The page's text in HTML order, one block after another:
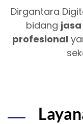
Dirgantara
bidang
profesional